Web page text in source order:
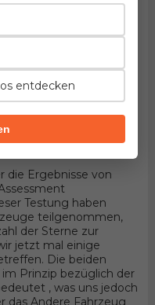
Details entscheiden.
die beiden
Karosserieform und
von konkreten
bewegt werden.
sich der Motor
Aggregat mit 16
4-zylindrisches
Produkt von
die Ergebnisse von
Testung haben
teilgenommen,
der Sterne zur
jetzt mal einige
Die beiden
Prinzip bezüglich der
, was uns jedoch
entdecken